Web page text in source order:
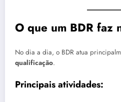
O que um BDR faz
No dia a dia, o BDR atua
qualificação.
Principais atividades: